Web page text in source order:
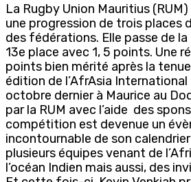
La Rugby Union Mauritius
une progression de trois places
des fédérations. Elle passe de la
13e place avec 1, 5 points. Une
points bien mérité après la
édition de l’AfrAsia International
octobre dernier à Maurice au
par la RUM avec l’aide des
compétition est devenue un
incontournable de son
plusieurs équipes venant de
l’océan Indien mais aussi, des